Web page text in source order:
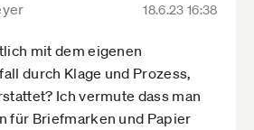
18.6.23 16:38
mit dem eigenen
durch Klage und Prozess,
Ich vermute dass man
für Briefmarken und Papier